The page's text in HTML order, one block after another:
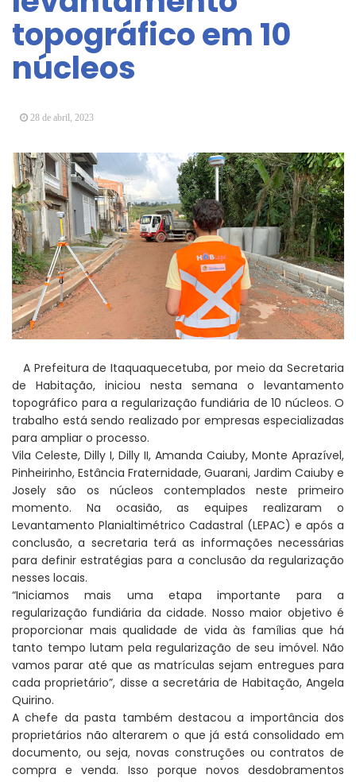
Arujá promove 2º encontro da Jornada de
Conhecimento em Bem-Estar Animal no Parque
dos Ipês
Arujá terá novo posto para emissão do Cartão
TOP
topográfico em 10
núcleos
28 de abril, 2023
A Prefeitura de Itaquaquecetuba, por meio da Secretaria
de Habitação, iniciou nesta semana o levantamento
topográfico para a regularização fundiária de 10 núcleos. O
trabalho está sendo realizado por empresas especializadas
para ampliar o processo.
Vila Celeste, Dilly I, Dilly II, Amanda Caiuby, Monte Aprazível,
Pinheirinho, Estância Fraternidade, Guarani, Jardim Caiuby e
Josely são os núcleos contemplados neste primeiro
momento. Na ocasião, as equipes realizaram o
Levantamento Planialtimétrico Cadastral (LEPAC) e após a
conclusão, a secretaria terá as informações necessárias
para definir estratégias para a conclusão da regularização
nesses locais.
“Iniciamos mais uma etapa importante para a
regularização fundiária da cidade. Nosso maior objetivo é
proporcionar mais qualidade de vida às famílias que há
tanto tempo lutam pela regularização de seu imóvel. Não
vamos parar até que as matrículas sejam entregues para
cada proprietário”, disse a secretária de Habitação, Angela
Quirino.
A chefe da pasta também destacou a importância dos
proprietários não alterarem o que já está consolidado em
documento, ou seja, novas construções ou contratos de
compra e venda. Isso porque novos desdobramentos